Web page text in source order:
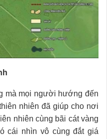
mà mọi người hướng đến
nhiên đã giúp cho nơi
nhiên cùng bãi cát vàng
cái nhìn vô cùng đắt giá